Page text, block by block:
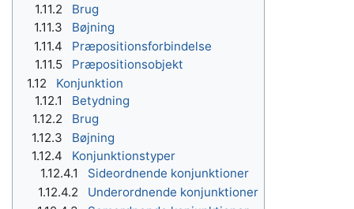
1.11.2
Brug
1.11.3
Bøjning
1.11.4
Præpositionsforbindelse
1.11.5
Præpositionsobjekt
1.12
Konjunktion
1.12.1
Betydning
1.12.2
Brug
1.12.3
Bøjning
1.12.4
Konjunktionstyper
1.12.4.1
Sideordnende konjunktioner
1.12.4.2
Underordnende konjunktioner